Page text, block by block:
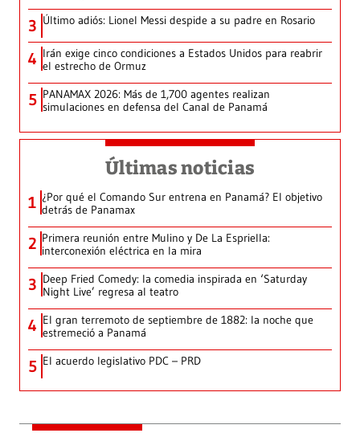
3 Último adiós: Lionel Messi despide a su padre en Rosario
4 Irán exige cinco condiciones a Estados Unidos para reabrir
el estrecho de Ormuz
5 PANAMAX 2026: Más de 1,700 agentes realizan
simulaciones en defensa del Canal de Panamá
Últimas noticias
1 ¿Por qué el Comando Sur entrena en Panamá? El objetivo
detrás de Panamax
2 Primera reunión entre Mulino y De La Espriella:
interconexión eléctrica en la mira
3 Deep Fried Comedy: la comedia inspirada en ‘Saturday
Night Live’ regresa al teatro
4 El gran terremoto de septiembre de 1882: la noche que
estremeció a Panamá
5 El acuerdo legislativo PDC – PRD